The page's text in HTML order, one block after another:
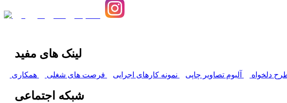
لینک های مفید
دلخواه آلبوم تصاویر چاپی نمونه کارهای اجرایی فرصت های شغلی همکاری
شبکه اجتماعی